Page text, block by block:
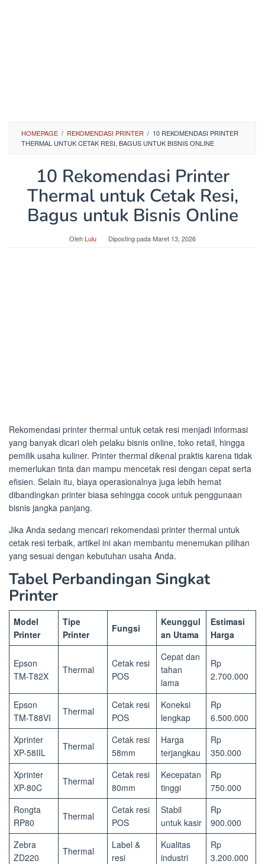
HOMEPAGE / REKOMENDASI PRINTER / 10 REKOMENDASI PRINTER
THERMAL UNTUK CETAK RESI, BAGUS UNTUK BISNIS ONLINE
10 Rekomendasi Printer
Thermal untuk Cetak Resi,
Bagus untuk Bisnis Online
OlehLulu Diposting padaMaret 13, 2026
Rekomendasi printer thermal untuk cetak resi menjadi informasi
yang banyak dicari oleh pelaku bisnis online, toko retail, hingga
pemilik usaha kuliner. Printer thermal dikenal praktis karena tidak
memerlukan tinta dan mampu mencetak resi dengan cepat serta
efisien. Selain itu, biaya operasionalnya juga lebih hemat
dibandingkan printer biasa sehingga cocok untuk penggunaan
bisnis jangka panjang.
Jika Anda sedang mencari rekomendasi printer thermal untuk
cetak resi terbaik, artikel ini akan membantu menemukan pilihan
yang sesuai dengan kebutuhan usaha Anda.
Tabel Perbandingan Singkat
Printer
Model
Printer
Tipe
Printer
Fungsi
Keunggul
an Utama
Estimasi
Harga
Epson
TM-T82X
Thermal
Cetak resi
POS
Cepat dan
tahan
lama
Rp
2.700.000
Epson
TM-T88VI
Thermal
Cetak resi
POS
Koneksi
lengkap
Rp
6.500.000
Xprinter
XP-58IIL
Thermal
Cetak resi
58mm
Harga
terjangkau
Rp
350.000
Xprinter
XP-80C
Thermal
Cetak resi
80mm
Kecepatan
tinggi
Rp
750.000
Rongta
RP80
Thermal
Cetak resi
POS
Stabil
untuk kasir
Rp
900.000
Zebra
ZD220
Thermal
Label &
resi
Kualitas
industri
Rp
3.200.000